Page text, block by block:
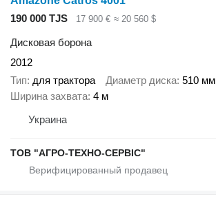
190 000 TJS
17 900 € ≈ 20 560 $
Дисковая борона
2012
Тип для трактора Диаметр диска 510 мм
Ширина захвата 4 м
Украина
ТОВ "АГРО-ТЕХНО-СЕРВІС"